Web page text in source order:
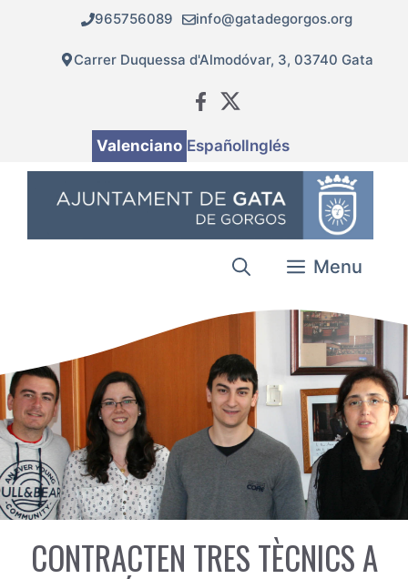
contingut
965756089 info@gatadegorgos.org
Carrer Duquessa d'Almodóvar, 3, 03740 Gata
Valenciano EspañolInglés
Menu
CONTRACTEN TRES TÈCNICS A